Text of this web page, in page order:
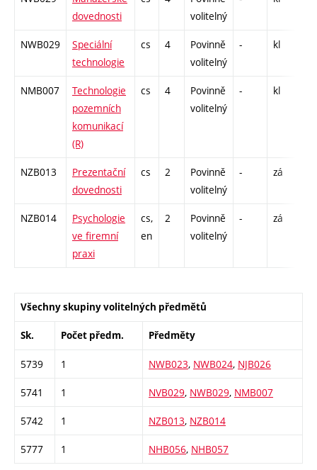
dovednosti
volitelný
NWB029
Speciální
technologie
cs 4
Povinně
volitelný
- kl
NMB007
Technologie
pozemních
komunikací
(R)
cs 4
Povinně
volitelný
- kl
NZB013
Prezentační
dovednosti
cs 2
Povinně
volitelný
- zá
NZB014
Psychologie
ve firemní
praxi
cs,
en
2
Povinně
volitelný
- zá
Všechny skupiny volitelných předmětů
Sk. Počet předm. Předměty
5739 1 NWB023, NWB024, NJB026
5741 1 NVB029, NWB029, NMB007
5742 1 NZB013, NZB014
5777 1 NHB056, NHB057